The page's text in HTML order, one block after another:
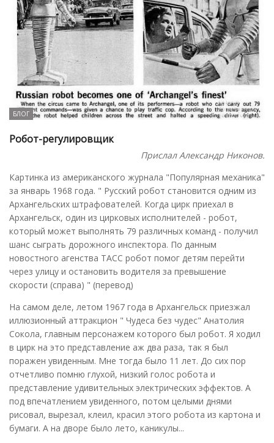
БЛОГ
Робот-регулировщик
Прислал Александр Никонов.
Картинка из американского журнала "Популярная механика"
за январь 1968 года. " Русский робот становится одним из
Архангельских штрафователей. Когда цирк приехал в
Архангельск, один из цирковых исполнителей - робот,
который может выполнять 79 различных команд - получил
шанс сыграть дорожного инспектора. По данным
новостного агенства ТАСС робот помог детям перейти
через улицу и остановить водителя за превышение
скорости (справа) " (перевод)
На самом деле, летом 1967 года в Архангельск приезжал
иллюзионный аттракцион " Чудеса без чудес" Анатолия
Сокола, главным персонажем которого был робот. Я ходил
в цирк на это представление аж два раза, так я был
поражен увиденным. Мне тогда было 11 лет. До сих пор
отчетливо помню глухой, низкий голос робота и
представление удивительных электрических эффектов. А
под впечатлением увиденного, потом целыми днями
рисовал, вырезал, клеил, красил этого робота из картона и
бумаги. А на дворе было лето, каникулы...